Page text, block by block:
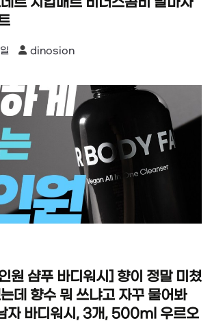
dinosion
원 샴푸 바디워시] 향이 정말 미쳤
데 향수 뭐 쓰냐고 자꾸 물어봐
자 바디워시, 3개, 500ml 우르오